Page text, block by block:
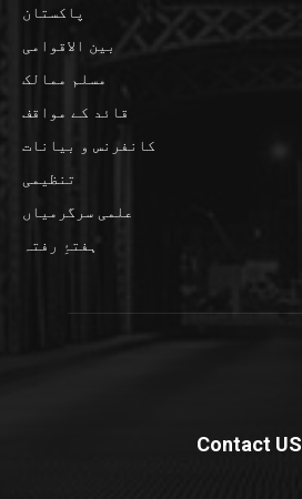
پاکستان
بین الاقوامی
مسلم ممالک
قائد کے مواقف
کانفرنس و بیانات
تنظیمی
علمی سرگرمیاں
ہفتۂِ رفتہ
Contact US